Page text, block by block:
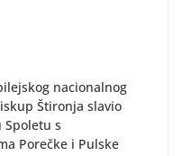
nacionalnog
Štironja slavio
s
Porečke i Pulske